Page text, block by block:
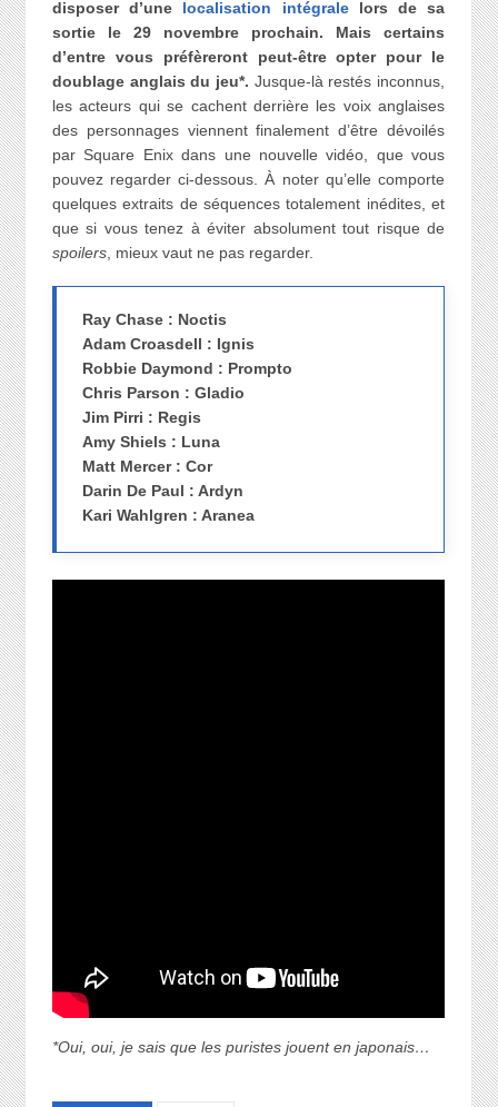
disposer d’une localisation intégralelors de sa
sortie le 29 novembre prochain. Mais certains
d’entre vous préfèreront peut-être opter pour le
doublage anglais du jeu*. Jusque-là restés inconnus,
les acteurs qui se cachent derrière les voix anglaises
des personnages viennent finalement d’être dévoilés
par Square Enix dans une nouvelle vidéo, que vous
pouvez regarder ci-dessous. À noter qu’elle comporte
quelques extraits de séquences totalement inédites, et
que si vous tenez à éviter absolument tout risque de
spoilers, mieux vaut ne pas regarder.
Ray Chase : Noctis
Adam Croasdell : Ignis
Robbie Daymond : Prompto
Chris Parson : Gladio
Jim Pirri : Regis
Amy Shiels : Luna
Matt Mercer : Cor
Darin De Paul : Ardyn
Kari Wahlgren : Aranea
*Oui, oui, je sais que les puristes jouent en japonais…